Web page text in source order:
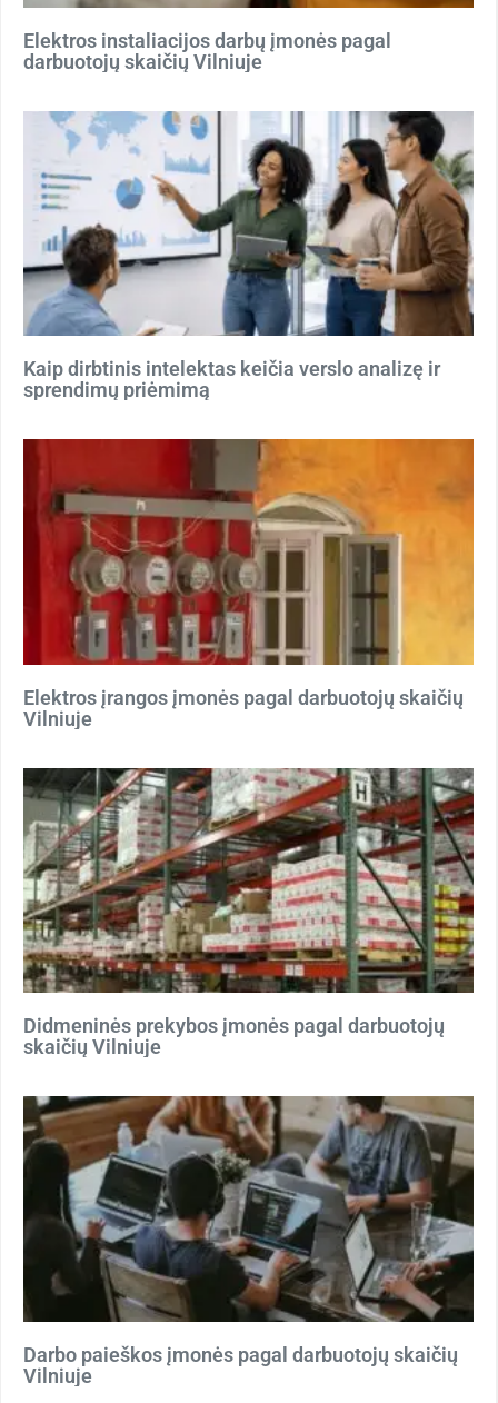
Elektros instaliacijos darbų įmonės pagal
darbuotojų skaičių Vilniuje
Kaip dirbtinis intelektas keičia verslo analizę ir
sprendimų priėmimą
Elektros įrangos įmonės pagal darbuotojų skaičių
Vilniuje
Didmeninės prekybos įmonės pagal darbuotojų
skaičių Vilniuje
Darbo paieškos įmonės pagal darbuotojų skaičių
Vilniuje